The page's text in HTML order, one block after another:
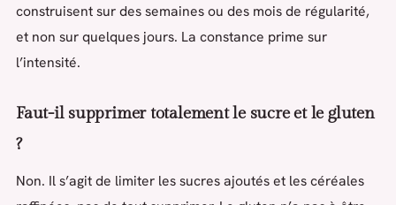
construisent sur des semaines ou des mois de régularité,
et non sur quelques jours. La constance prime sur
l’intensité.
Faut-il supprimer totalement le sucre et le gluten
?
Non. Il s’agit de limiter les sucres ajoutés et les céréales